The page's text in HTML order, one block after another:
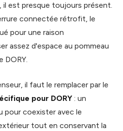
il est presque toujours présent.
connectée rétrofit, le
pour une raison
assez d'espace au pommeau
DORY.
il faut le remplacer par le
pour DORY : un
pour coexister avec le
tout en conservant la